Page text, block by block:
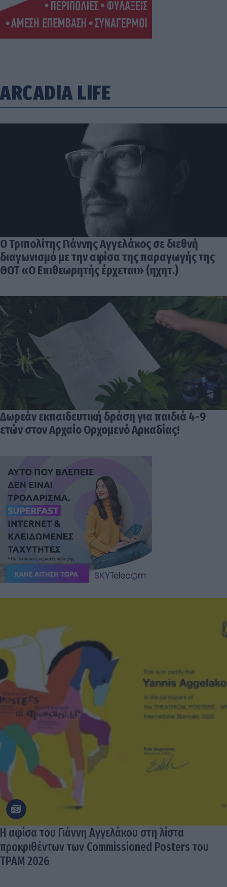
ARCADIA LIFE
Ο Τριπολίτης Γιάννης Αγγελάκος σε διεθνή
διαγωνισμό με την αφίσα της παραγωγής της
ΘΟΤ «Ο Επιθεωρητής έρχεται» (ηχητ.)
Δωρεάν εκπαιδευτική δράση για παιδιά 4-9
ετών στον Αρχαίο Ορχομενό Αρκαδίας!
Η αφίσα του Γιάννη Αγγελάκου στη λίστα
προκριθέντων των Commissioned Posters του
TPAM 2026